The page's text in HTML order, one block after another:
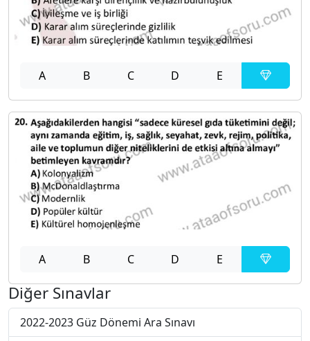
A B C D E
A B C D E
Diğer Sınavlar
2022-2023 Güz Dönemi Ara Sınavı